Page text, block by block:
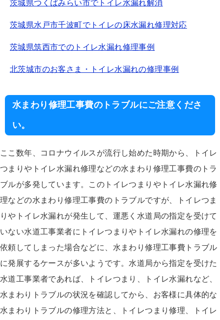
茨城県つくばみらい市でトイレ水漏れ解消
茨城県水戸市千波町でトイレの床水漏れ修理対応
茨城県筑西市でのトイレ水漏れ修理事例
北茨城市のお客さま・トイレ水漏れの修理事例
水まわり修理工事費のトラブルにご注意くださ
い。
ここ数年、コロナウイルスが流行し始めた時期から、トイレ
つまりやトイレ水漏れ修理などの水まわり修理工事費のトラ
ブルが多発しています。このトイレつまりやトイレ水漏れ修
理などの水まわり修理工事費のトラブルですが、トイレつま
りやトイレ水漏れが発生して、運悪く水道局の指定を受けて
いない水道工事業者にトイレつまりやトイレ水漏れの修理を
依頼してしまった場合などに、水まわり修理工事費トラブル
に発展するケースが多いようです。水道局から指定を受けた
水道工事業者であれば、トイレつまり、トイレ水漏れなど、
水まわりトラブルの状況を確認してから、お客様に具体的な
水まわりトラブルの修理方法と、トイレつまり修理、トイレ